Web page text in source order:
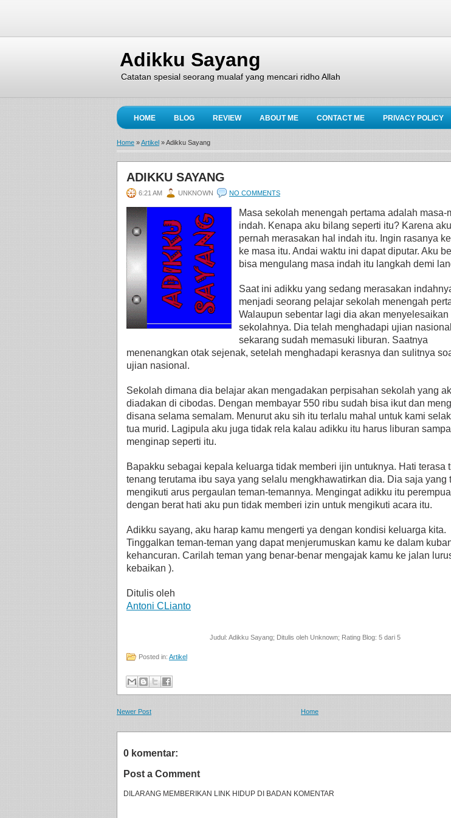
Adikku Sayang
Catatan spesial seorang mualaf yang mencari ridho Allah
HOME BLOG REVIEW ABOUT ME CONTACT ME PRIVACY POLICY
Home »Artikel »Adikku Sayang
ADIKKU SAYANG
6:21 AM UNKNOWN NO COMMENTS
Masa sekolah menengah pertama adalah masa-
indah. Kenapa aku bilang seperti itu? Karena
pernah merasakan hal indah itu. Ingin rasanya
ke masa itu. Andai waktu ini dapat diputar. Aku
bisa mengulang masa indah itu langkah demi
Saat ini adikku yang sedang merasakan
menjadi seorang pelajar sekolah menengah
Walaupun sebentar lagi dia akan menyelesaikan
sekolahnya. Dia telah menghadapi ujian
sekarang sudah memasuki liburan. Saatnya
menenangkan otak sejenak, setelah menghadapi kerasnya dan sulitnya
ujian nasional.
Sekolah dimana dia belajar akan mengadakan perpisahan sekolah yang
diadakan di cibodas. Dengan membayar 550 ribu sudah bisa ikut dan
disana selama semalam. Menurut aku sih itu terlalu mahal untuk kami
tua murid. Lagipula aku juga tidak rela kalau adikku itu harus liburan
menginap seperti itu.
Bapakku sebagai kepala keluarga tidak memberi ijin untuknya. Hati terasa
tenang terutama ibu saya yang selalu mengkhawatirkan dia. Dia saja yang
mengikuti arus pergaulan teman-temannya. Mengingat adikku itu
dengan berat hati aku pun tidak memberi izin untuk mengikuti acara itu.
Adikku sayang, aku harap kamu mengerti ya dengan kondisi keluarga kita.
Tinggalkan teman-teman yang dapat menjerumuskan kamu ke dalam
kehancuran. Carilah teman yang benar-benar mengajak kamu ke jalan
kebaikan ).
Ditulis oleh
Antoni CLianto
Judul: Adikku Sayang; Ditulis oleh Unknown; Rating Blog: 5 dari 5
Posted in: Artikel
Newer Post Home
0 komentar:
Post a Comment
DILARANG MEMBERIKAN LINK HIDUP DI BADAN KOMENTAR